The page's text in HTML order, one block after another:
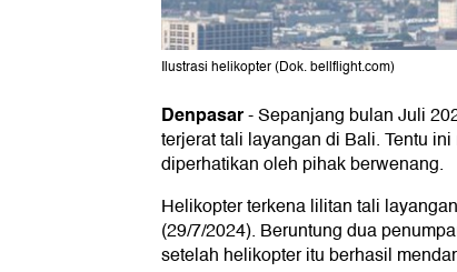
Ilustrasi helikopter (Dok. bellflight.com)
Denpasar-Sepanjang bulan Juli
terjerat tali layangan di Bali. Tentu
diperhatikan oleh pihak berwenang.
Helikopter terkena lilitan tali
(29/7/2024). Beruntung dua
setelah helikopter itu berhasil